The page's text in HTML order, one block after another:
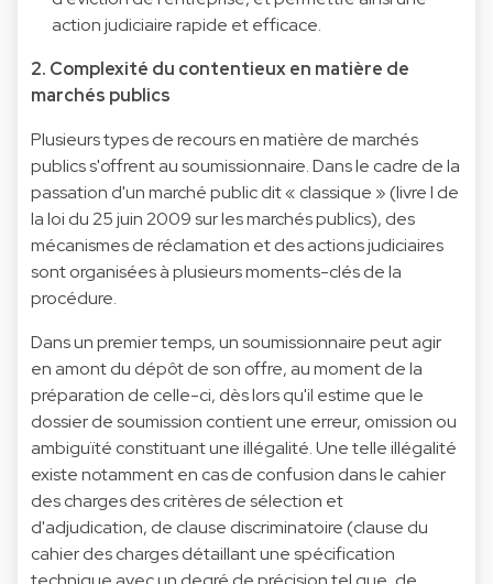
action judiciaire rapide et efficace.
2. Complexité du contentieux en matière de
marchés publics
Plusieurs types de recours en matière de marchés
publics s'offrent au soumissionnaire. Dans le cadre de la
passation d'un marché public dit « classique » (livre I de
la loi du 25 juin 2009 sur les marchés publics), des
mécanismes de réclamation et des actions judiciaires
sont organisées à plusieurs moments-clés de la
procédure.
Dans un premier temps, un soumissionnaire peut agir
en amont du dépôt de son offre, au moment de la
préparation de celle-ci, dès lors qu'il estime que le
dossier de soumission contient une erreur, omission ou
ambiguïté constituant une illégalité. Une telle illégalité
existe notamment en cas de confusion dans le cahier
des charges des critères de sélection et
d'adjudication, de clause discriminatoire (clause du
cahier des charges détaillant une spécification